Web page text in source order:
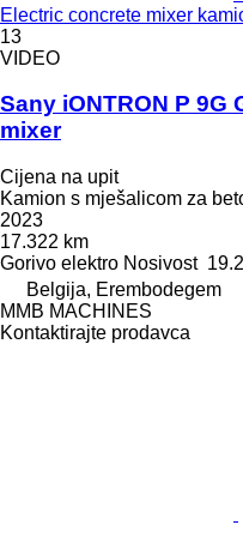
Electric concrete mixer
13
VIDEO
Sany iONTRON P 9G
mixer
Cijena na upit
Kamion s mješalicom za
2023
17.322 km
Gorivo elektro Nosivost
Belgija, Erembodegem
MMB MACHINES
Kontaktirajte prodavca